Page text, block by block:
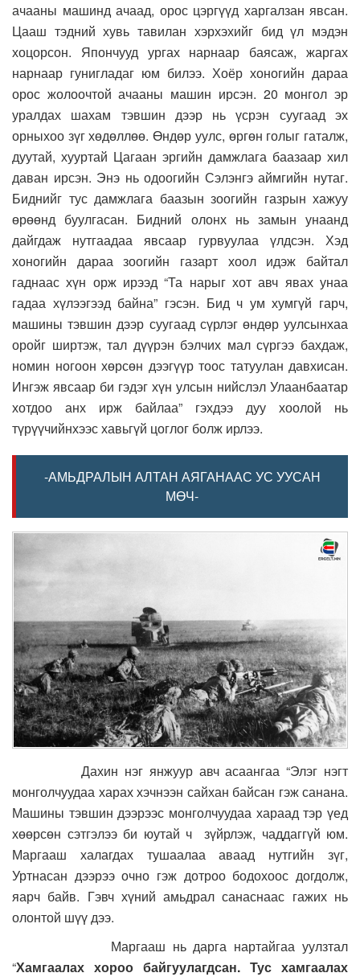
ачааны машинд ачаад, орос цэргүүд харгалзан явсан.
Цааш тэдний хувь тавилан хэрхэхийг бид үл мэдэн
хоцорсон. Япончууд ургах нарнаар баясаж, жаргах
нарнаар гунигладаг юм билээ. Хоёр хоногийн дараа
орос жолоочтой ачааны машин ирсэн. 20 монгол эр
уралдах шахам тэвшин дээр нь үсрэн суугаад эх
орныхоо зүг хөдөллөө. Өндөр уулс, өргөн голыг гаталж,
дуутай, хууртай Цагаан эргийн дамжлага баазаар хил
даван ирсэн. Энэ нь одоогийн Сэлэнгэ аймгийн нутаг.
Биднийг тус дамжлага баазын зоогийн газрын хажуу
өрөөнд буулгасан. Бидний олонх нь замын унаанд
дайгдаж нутгаадаа явсаар гурвуулаа үлдсэн. Хэд
хоногийн дараа зоогийн газарт хоол идэж байтал
гаднаас хүн орж ирээд “Та нарыг хот авч явах унаа
гадаа хүлээгээд байна” гэсэн. Бид ч ум хумгүй гарч,
машины тэвшин дээр суугаад сүрлэг өндөр уулсынхаа
оройг ширтэж, тал дүүрэн бэлчих мал сүргээ бахдаж,
номин ногоон хөрсөн дээгүүр тоос татуулан давхисан.
Ингэж явсаар би гэдэг хүн улсын нийслэл Улаанбаатар
хотдоо анх ирж байлаа” гэхдээ дуу хоолой нь
түрүүчийнхээс хавьгүй цоглог болж ирлээ.
-АМЬДРАЛЫН АЛТАН АЯГАНААС УС УУСАН
МӨЧ-
Дахин нэг янжуур авч асаангаа “Элэг нэгт
монголчуудаа харах хэчнээн сайхан байсан гэж санана.
Машины тэвшин дээрээс монголчуудаа хараад тэр үед
хөөрсөн сэтгэлээ би юутай ч зүйрлэж, чаддаггүй юм.
Маргааш халагдах тушаалаа аваад нутгийн зүг,
Уртнасан дээрээ очно гэж дотроо бодохоос догдолж,
яарч байв. Гэвч хүний амьдрал санаснаас гажих нь
олонтой шүү дээ.
Маргааш нь дарга нартайгаа уулзтал
“Хамгаалах хороо байгуулагдсан. Тус хамгаалах